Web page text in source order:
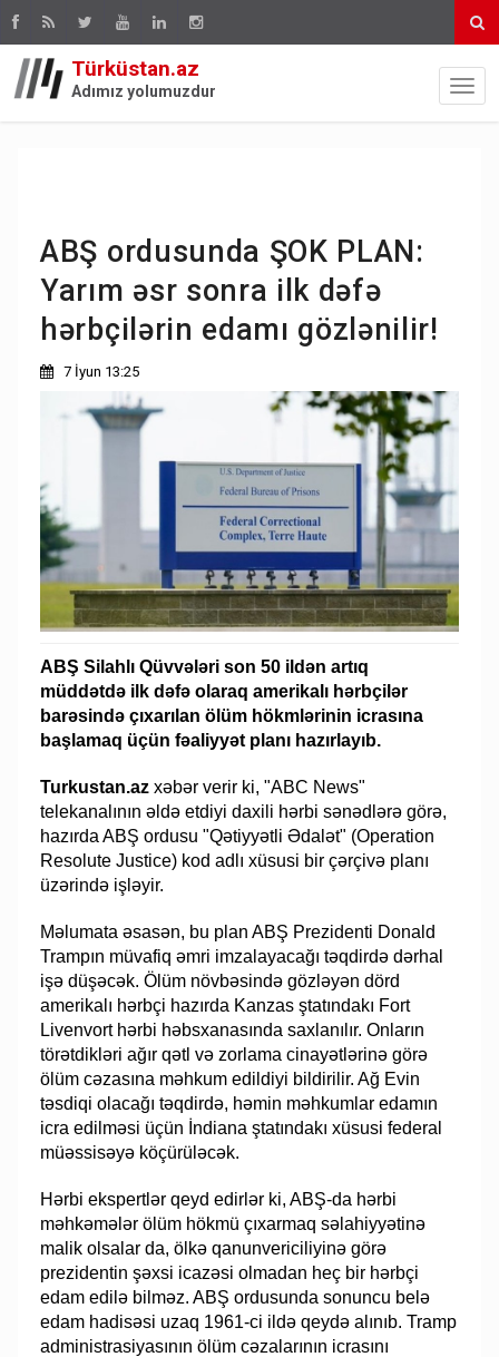
Türküstan.az
Adımız yolumuzdur
ABŞ ordusunda ŞOK PLAN:
Yarım əsr sonra ilk dəfə
hərbçilərin edamı gözlənilir!
7 İyun 13:25
ABŞ Silahlı Qüvvələri son 50 ildən artıq
müddətdə ilk dəfə olaraq amerikalı hərbçilər
barəsində çıxarılan ölüm hökmlərinin icrasına
başlamaq üçün fəaliyyət planı hazırlayıb.
Turkustan.azxəbər verir ki, "ABC News"
telekanalının əldə etdiyi daxili hərbi sənədlərə görə,
hazırda ABŞ ordusu "Qətiyyətli Ədalət" (Operation
Resolute Justice) kod adlı xüsusi bir çərçivə planı
üzərində işləyir.
Məlumata əsasən, bu plan ABŞ Prezidenti Donald
Trampın müvafiq əmri imzalayacağı təqdirdə dərhal
işə düşəcək. Ölüm növbəsində gözləyən dörd
amerikalı hərbçi hazırda Kanzas ştatındakı Fort
Livenvort hərbi həbsxanasında saxlanılır. Onların
törətdikləri ağır qətl və zorlama cinayətlərinə görə
ölüm cəzasına məhkum edildiyi bildirilir. Ağ Evin
təsdiqi olacağı təqdirdə, həmin məhkumlar edamın
icra edilməsi üçün İndiana ştatındakı xüsusi federal
müəssisəyə köçürüləcək.
Hərbi ekspertlər qeyd edirlər ki, ABŞ-da hərbi
məhkəmələr ölüm hökmü çıxarmaq səlahiyyətinə
malik olsalar da, ölkə qanunvericiliyinə görə
prezidentin şəxsi icazəsi olmadan heç bir hərbçi
edam edilə bilməz. ABŞ ordusunda sonuncu belə
edam hadisəsi uzaq 1961-ci ildə qeydə alınıb. Tramp
administrasiyasının ölüm cəzalarının icrasını